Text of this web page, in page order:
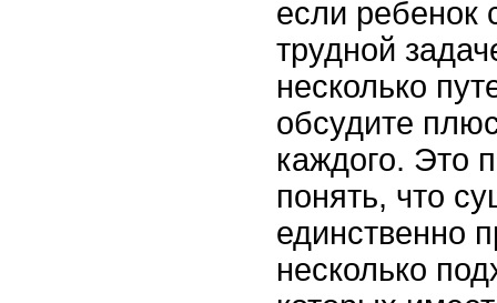
если ребенок
трудной
несколько
обсудите
каждого. Это
понять, что
единственно
несколько